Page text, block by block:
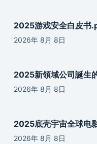
2025游戏安全白皮书
2026年 8月 8日
2025新領域公司誕生
2026年 8月 8日
2025底壳宇宙全球电
2026年 8月 8日